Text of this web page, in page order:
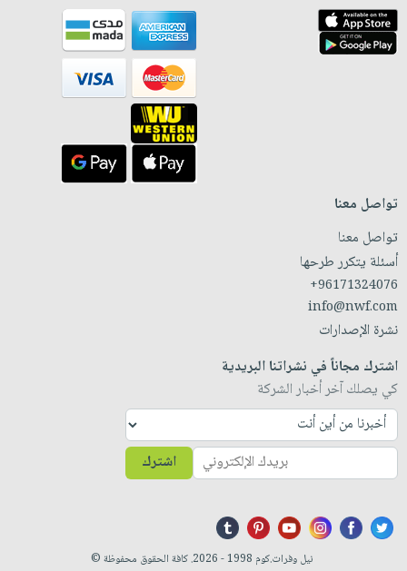
تواصل معنا
تواصل معنا
أسئلة يتكرر طرحها
+96171324076
info@nwf.com
نشرة الإصدارات
اشترك مجاناً في نشراتنا البريدية
كي يصلك آخر أخبار الشركة
اشترك
نيل وفرات.كوم 1998 - 2026. كافة الحقوق محفوظة ©